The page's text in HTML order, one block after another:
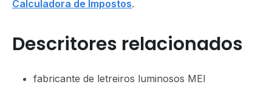
Calculadora de Impostos.
Descritores relacionados
fabricante de letreiros luminosos MEI